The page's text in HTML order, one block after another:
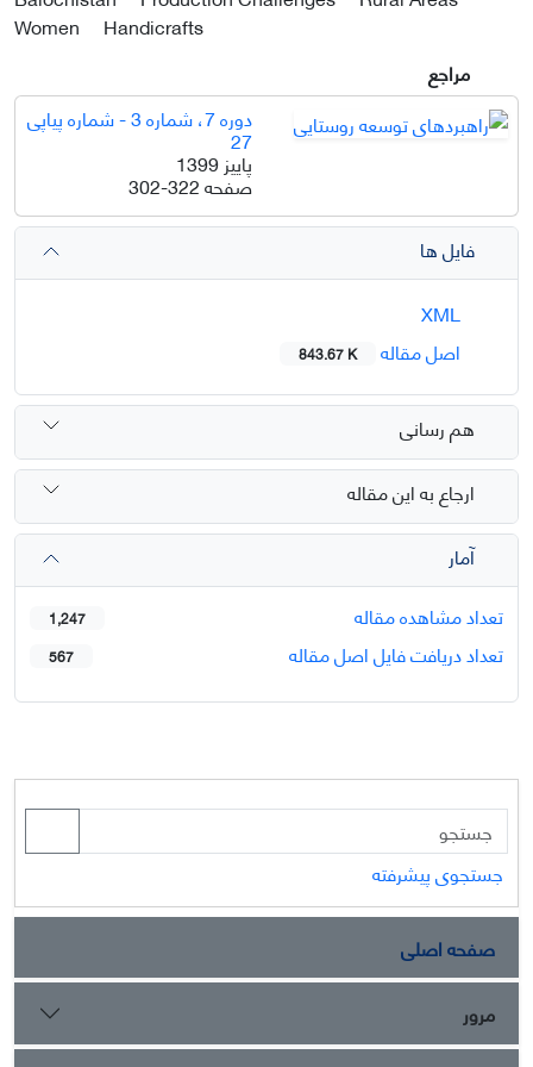
Women
Handicrafts
مراجع
دوره 7، شماره 3 - شماره پیاپی
27
پاییز 1399
صفحه302-322
فایل ها
اصل مقاله
843.67 K
هم رسانی
ارجاع به این مقاله
آمار
تعداد مشاهده مقاله
1,247
تعداد دریافت فایل اصل مقاله 567
جستجوی پیشرفته
صفحه اصلی
مرور